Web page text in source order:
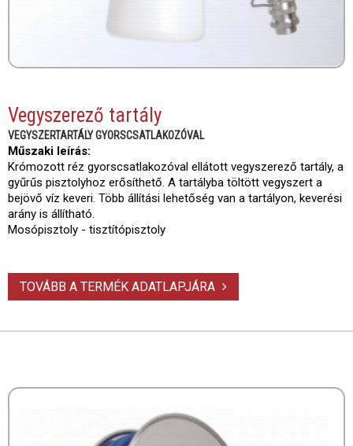
Vegyszerező tartály
VEGYSZERTARTÁLY GYORSCSATLAKOZÓVAL
Műszaki leírás:
Krómozott réz gyorscsatlakozóval ellátott vegyszerező tartály, a
gyűrűs pisztolyhoz erősíthető. A tartályba töltött vegyszert a
bejövő víz keveri. Több állítási lehetőség van a tartályon, keverési
arány is állítható.
Mosópisztoly - tisztítópisztoly
TOVÁBB A TERMÉK ADATLAPJÁRA